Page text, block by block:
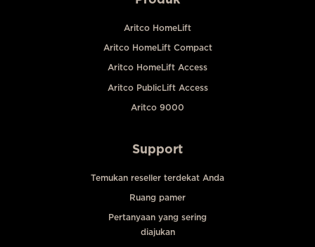
Aritco HomeLift
Aritco HomeLift Compact
Aritco HomeLift Access
Aritco PublicLift Access
Aritco 9000
Support
Temukan reseller terdekat Anda
Ruang pamer
Pertanyaan yang sering
diajukan